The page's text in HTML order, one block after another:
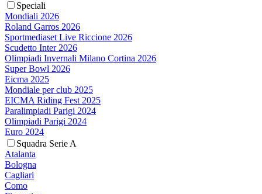
Speciali
Mondiali 2026
Roland Garros 2026
Sportmediaset Live Riccione 2026
Scudetto Inter 2026
Olimpiadi Invernali Milano Cortina 2026
Super Bowl 2026
Eicma 2025
Mondiale per club 2025
EICMA Riding Fest 2025
Paralimpiadi Parigi 2024
Olimpiadi Parigi 2024
Euro 2024
Squadra Serie A
Atalanta
Bologna
Cagliari
Como